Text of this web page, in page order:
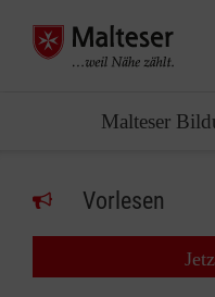
Malteser
Vorlesen